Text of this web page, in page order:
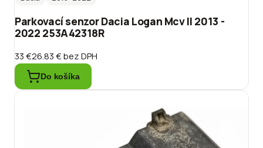
Parkovací senzor Dacia Logan Mcv II 2013 -
2022 253A42318R
33 €26.83 €bez DPH
Do košíka